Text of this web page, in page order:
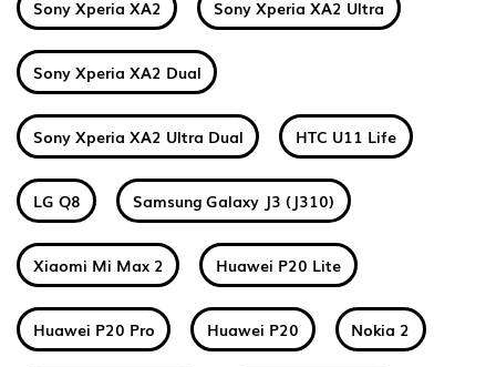
Sony Xperia XA2 Sony Xperia XA2 Ultra
Sony Xperia XA2 Dual
Sony Xperia XA2 Ultra Dual HTC U11 Life
LG Q8 Samsung Galaxy J3 (J310)
Xiaomi Mi Max 2 Huawei P20 Lite
Huawei P20 Pro Huawei P20 Nokia 2